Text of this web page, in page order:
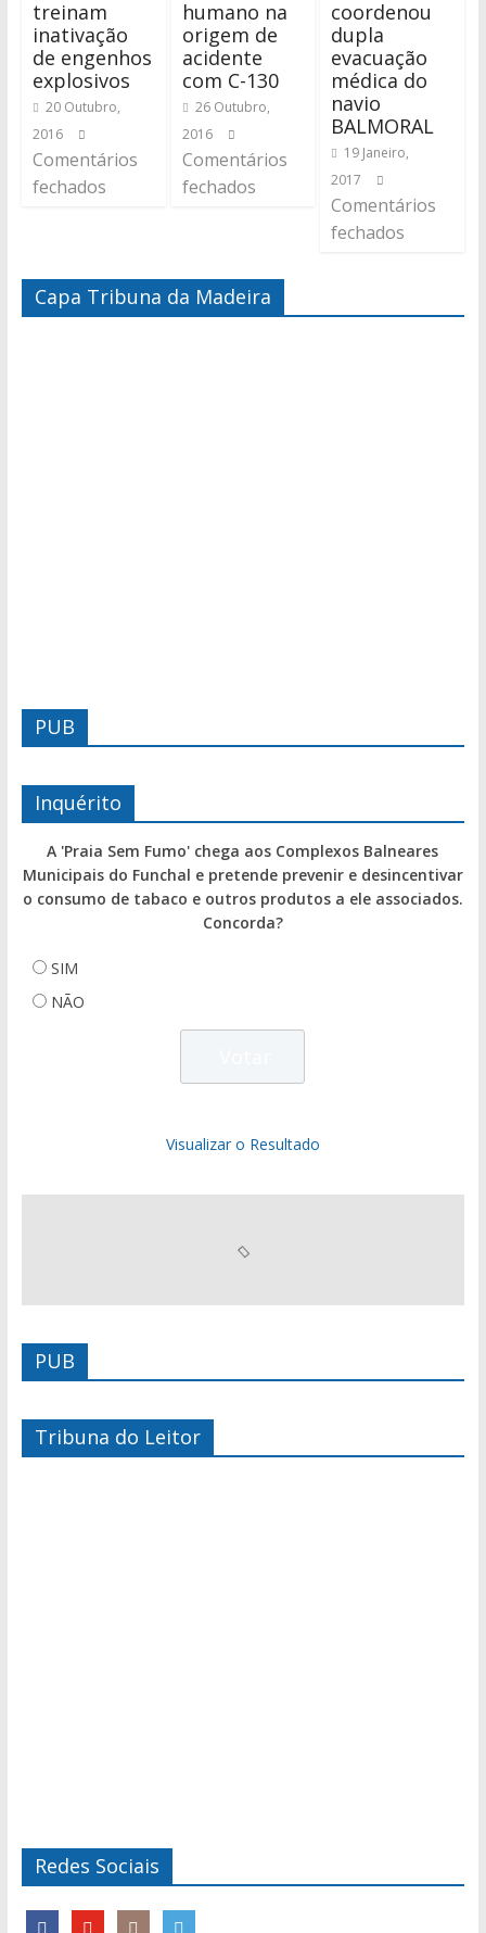
treinam
inativação
de engenhos
explosivos
20 Outubro,
2016
Comentários
fechados
humano na
origem de
acidente
com C-130
26 Outubro,
2016
Comentários
fechados
coordenou
dupla
evacuação
médica do
navio
BALMORAL
19 Janeiro,
2017
Comentários
fechados
Capa Tribuna da Madeira
PUB
Inquérito
A 'Praia Sem Fumo' chega aos Complexos Balneares
Municipais do Funchal e pretende prevenir e desincentivar
o consumo de tabaco e outros produtos a ele associados.
Concorda?
SIM
NÃO
Visualizar o Resultado
PUB
Tribuna do Leitor
Redes Sociais